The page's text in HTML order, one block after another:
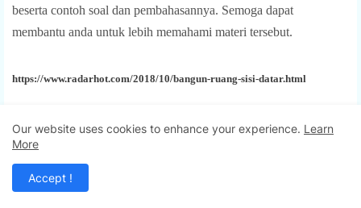
beserta contoh soal dan pembahasannya. Semoga dapat
membantu anda untuk lebih memahami materi tersebut.
https://www.radarhot.com/2018/10/bangun-ruang-sisi-datar.html
?? Unduh PDF
Bimbel Jakarta Timur
Matematika
Our website uses cookies to enhance your experience. Learn
More
Accept !